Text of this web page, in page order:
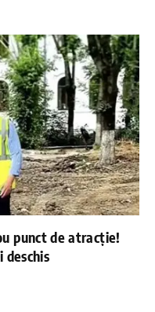
punct de atracție!
deschis